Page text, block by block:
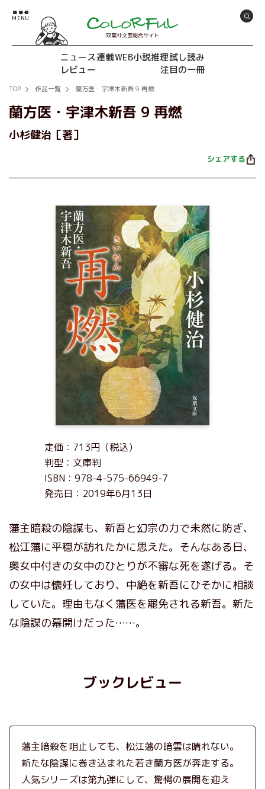
双葉社文芸総合サイト
ニュース連載WEB小説推理試し読み
レビュー
注目の一冊
TOP 作品一覧 蘭方医・宇津木新吾 9 再燃
蘭方医・宇津木新吾 9 再燃
小杉健治［著］
シェアする
定価：713円（税込）
判型：文庫判
ISBN：978-4-575-66949-7
発売日：2019年6月13日
藩主暗殺の陰謀も、新吾と幻宗の力で未然に防ぎ、
松江藩に平穏が訪れたかに思えた。そんなある日、
奥女中付きの女中のひとりが不審な死を遂げる。そ
の女中は懐妊しており、中絶を新吾にひそかに相談
していた。理由もなく藩医を罷免される新吾。新た
な陰謀の幕開けだった……。
ブックレビュー
藩主暗殺を阻止しても、松江藩の暗雲は晴れない。
新たな陰謀に巻き込まれた若き蘭方医が奔走する。
人気シリーズは第九弾にして、驚愕の展開を迎え